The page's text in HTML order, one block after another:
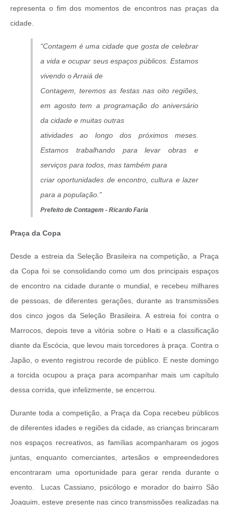
representa o fim dos momentos de encontros nas praças da
cidade.
“Contagem é uma cidade que gosta de celebrar
a vida e ocupar seus espaços públicos. Estamos
vivendo o Arraiá de
Contagem, teremos as festas nas oito regiões,
em agosto tem a programação do aniversário
da cidade e muitas outras
atividades ao longo dos próximos meses.
Estamos trabalhando para levar obras e
serviços para todos, mas também para
criar oportunidades de encontro, cultura e lazer
para a população.”
Prefeito de Contagem - Ricardo Faria
Praça da Copa
Desde a estreia da Seleção Brasileira na competição, a Praça
da Copa foi se consolidando como um dos principais espaços
de encontro na cidade durante o mundial, e recebeu milhares
de pessoas, de diferentes gerações, durante as transmissões
dos cinco jogos da Seleção Brasileira. A estreia foi contra o
Marrocos, depois teve a vitória sobre o Haiti e a classificação
diante da Escócia, que levou mais torcedores à praça. Contra o
Japão, o evento registrou recorde de público. E neste domingo
a torcida ocupou a praça para acompanhar mais um capítulo
dessa corrida, que infelizmente, se encerrou.
Durante toda a competição, a Praça da Copa recebeu públicos
de diferentes idades e regiões da cidade, as crianças brincaram
nos espaços recreativos, as famílias acompanharam os jogos
juntas, enquanto comerciantes, artesãos e empreendedores
encontraram uma oportunidade para gerar renda durante o
evento. Lucas Cassiano, psicólogo e morador do bairro São
Joaquim, esteve presente nas cinco transmissões realizadas na